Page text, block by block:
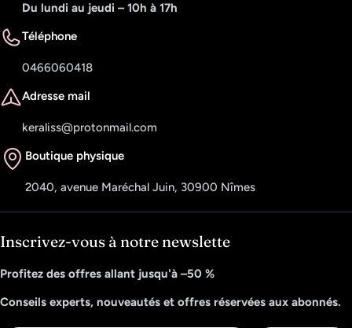
Du lundi au jeudi – 10h à 17h
Téléphone
0466060418
Adresse mail
keraliss@protonmail.com
Boutique physique
2040, avenue Maréchal Juin, 30900 Nîmes
Inscrivez-vous à notre newslette
Profitez des offres allant jusqu'à –50 %
Conseils experts, nouveautés et offres réservées aux abonnés.